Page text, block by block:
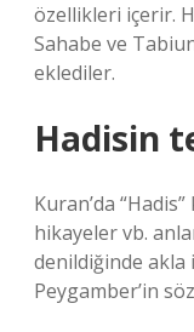
özellikleri içerir.
Sahabe ve
eklediler.
Hadisin
Kuran’da
hikayeler vb.
denildiğinde akla
Peygamber’in